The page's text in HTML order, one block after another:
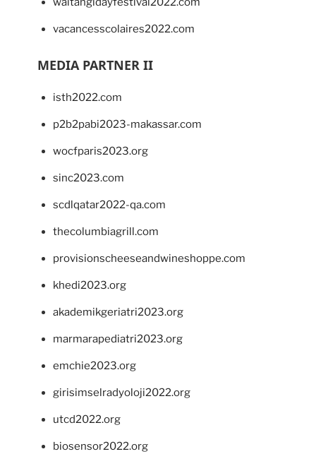
vacancesscolaires2022.com
MEDIA PARTNER II
isth2022.com
p2b2pabi2023-makassar.com
wocfparis2023.org
sinc2023.com
scdlqatar2022-qa.com
thecolumbiagrill.com
provisionscheeseandwineshoppe.com
khedi2023.org
akademikgeriatri2023.org
marmarapediatri2023.org
emchie2023.org
girisimselradyoloji2022.org
utcd2022.org
biosensor2022.org